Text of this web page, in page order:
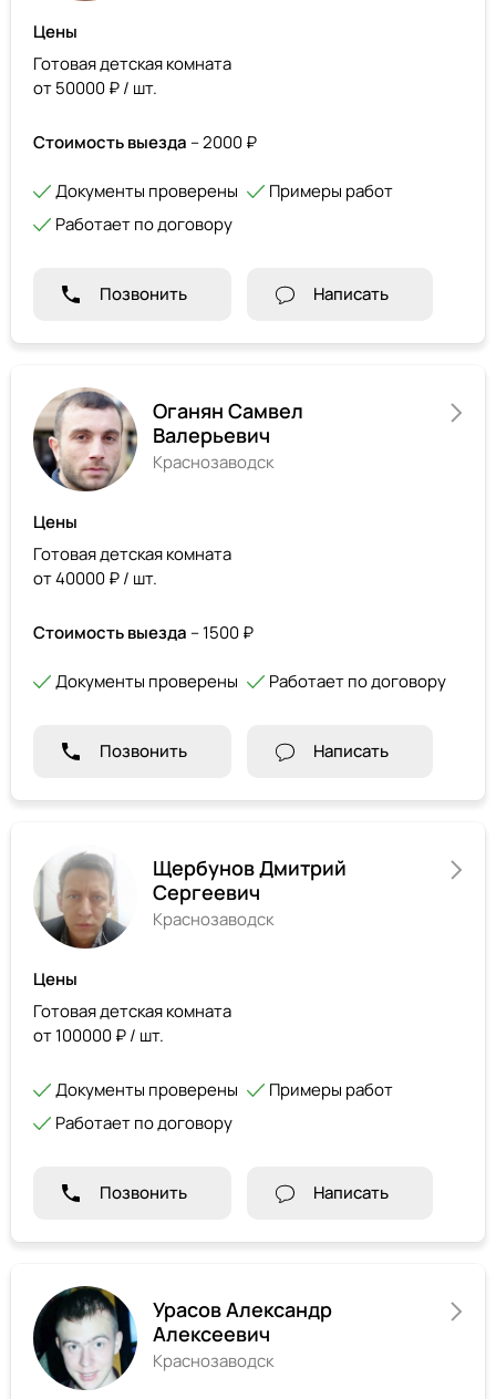
Цены
Готовая детская комната
от 50000 ₽ / шт.
Стоимость выезда – 2000 ₽
Документы проверены
Примеры работ
Работает по договору
Позвонить Написать
Оганян Самвел
Валерьевич
Краснозаводск
Цены
Готовая детская комната
от 40000 ₽ / шт.
Стоимость выезда – 1500 ₽
Документы проверены Работает по договору
Позвонить Написать
Щербунов Дмитрий
Сергеевич
Краснозаводск
Цены
Готовая детская комната
от 100000 ₽ / шт.
Документы проверены
Примеры работ
Работает по договору
Позвонить Написать
Урасов Александр
Алексеевич
Краснозаводск